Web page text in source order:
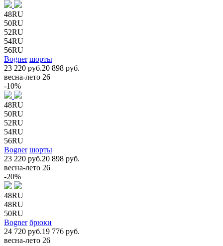
48RU
50RU
52RU
54RU
56RU
Bogner шорты
23 220 руб.20 898 руб.
весна-лето 26
-10%
48RU
50RU
52RU
54RU
56RU
Bogner шорты
23 220 руб.20 898 руб.
весна-лето 26
-20%
48RU
48RU
50RU
Bogner брюки
24 720 руб.19 776 руб.
весна-лето 26